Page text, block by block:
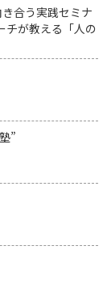
合う実践セミナ
チが教える「人の
”